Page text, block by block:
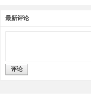
最新评论
评论